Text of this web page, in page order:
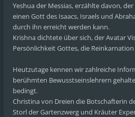
Yeshua der Messias, erzählte davon,
einen Gott des Isaacs, Israels und
durch ihn erreicht werden kann.
Krishna dichtete über sich, der Avatar
Persönlichkeit Gottes, die
Heutzutage kennen wir zahlreiche
berühmten Bewusstseinslehrern
bedingt.
Christina von Dreien die Botschafterin
Storl der Gartenzwerg und Kräuter